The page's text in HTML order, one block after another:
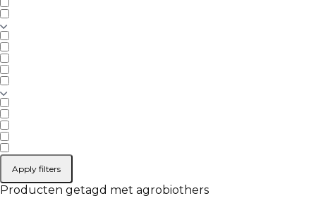
Apply filters
Producten getagd met agrobiothers